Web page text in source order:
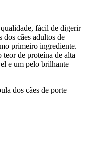
fácil de digerir
dos cães adultos de
primeiro ingrediente.
teor de proteína de alta
e um pelo brilhante
dos cães de porte